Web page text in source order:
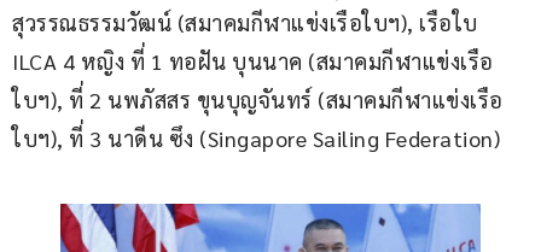
สุวรรณธรรมวัฒน์ (สมาคมกีฬาแข่งเรือใบฯ), เรือใบ
ILCA 4 หญิง ที่ 1 ทอฝัน บุนนาค (สมาคมกีฬาแข่งเรือ
ใบฯ), ที่ 2 นพภัสสร ขุนบุญจันทร์ (สมาคมกีฬาแข่งเรือ
ใบฯ), ที่ 3 นาดีน ซึง (Singapore Sailing Federation)